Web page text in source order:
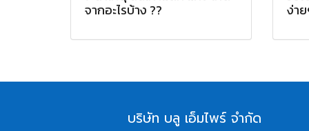
จากอะไรบ้าง ?? ง่า
บริษัท บลู เอ็มไพร์ จำกัด